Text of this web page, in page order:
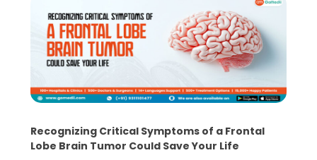
What You Need to Know Before Taking the
Step Towards IVF Without Husband’s Consent